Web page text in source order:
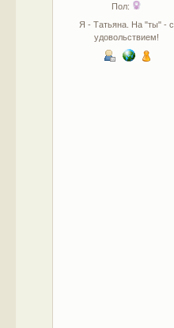
Пол:
Я - Татьяна. На "ты" - с
удовольствием!